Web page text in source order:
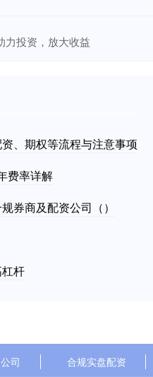
力投资，放大收益
、期权等流程与注意事项
费率详解
券商及配资公司（）
杆
司 合规实盘配资